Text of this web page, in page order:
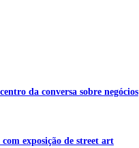
da conversa sobre negócios
exposição de street art